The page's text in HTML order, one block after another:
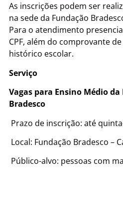
As inscrições podem ser
na sede da Fundação
Para o atendimento
CPF, além do comprovante
histórico escolar.
Serviço
Vagas para Ensino Médio da
Bradesco
Prazo de inscrição: até
Local: Fundação Bradesco –
Público-alvo: pessoas com